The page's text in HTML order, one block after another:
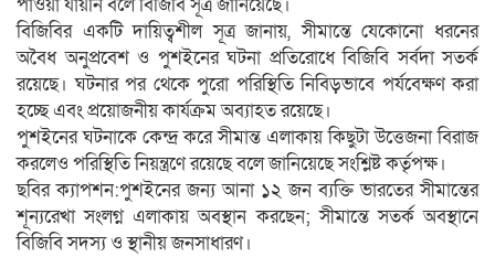
বিজিবির একটি দায়িত্বশীল সূত্র জানায়, সীমান্তে যেকোনো ধরনের
অবৈধ অনুপ্রবেশ ও পুশইনের ঘটনা প্রতিরোধে বিজিবি সর্বদা সতর্ক
রয়েছে। ঘটনার পর থেকে পুরো পরিস্থিতি নিবিড়ভাবে পর্যবেক্ষণ করা
হচ্ছে এবং প্রয়োজনীয় কার্যক্রম অব্যাহত রয়েছে।
পুশইনের ঘটনাকে কেন্দ্র করে সীমান্ত এলাকায় কিছুটা উত্তেজনা বিরাজ
করলেও পরিস্থিতি নিয়ন্ত্রণে রয়েছে বলে জানিয়েছে সংশ্লিষ্ট কর্তৃপক্ষ।
ছবির ক্যাপশন:পুশইনের জন্য আনা ১২ জন ব্যক্তি ভারতের সীমান্তের
শূন্যরেখা সংলগ্ন এলাকায় অবস্থান করছেন; সীমান্তে সতর্ক অবস্থানে
বিজিবি সদস্য ও স্থানীয় জনসাধারণ।